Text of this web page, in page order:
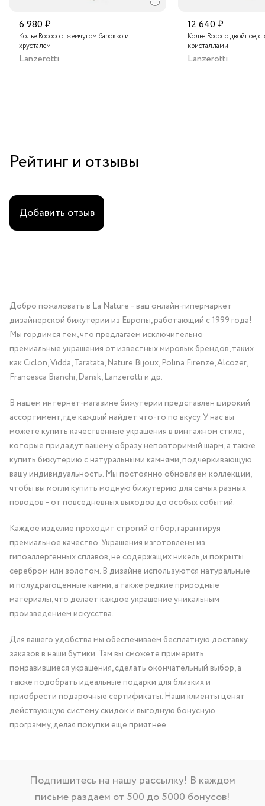
6 980 ₽
Колье Rococo с жемчугом барокко и
хрусталём
Lanzerotti
12 640 ₽
Колье Rococo двойное,
кристаллами
Lanzerotti
Рейтинг и отзывы
Добавить отзыв
Добро пожаловать в La Nature – ваш онлайн-гипермаркет
дизайнерской бижутерии из Европы, работающий с 1999 года!
Мы гордимся тем, что предлагаем исключительно
премиальные украшения от известных мировых брендов, таких
как Ciclon, Vidda, Taratata, Nature Bijoux, Polina Firenze, Alcozer,
Francesca Bianchi, Dansk, Lanzerotti и др.
В нашем интернет-магазине бижутерии представлен широкий
ассортимент, где каждый найдет что-то по вкусу. У нас вы
можете купить качественные украшения в винтажном стиле,
которые придадут вашему образу неповторимый шарм, а также
купить бижутерию с натуральными камнями, подчеркивающую
вашу индивидуальность. Мы постоянно обновляем коллекции,
чтобы вы могли купить модную бижутерию для самых разных
поводов – от повседневных выходов до особых событий.
Каждое изделие проходит строгий отбор, гарантируя
премиальное качество. Украшения изготовлены из
гипоаллергенных сплавов, не содержащих никель, и покрыты
серебром или золотом. В дизайне используются натуральные
и полудрагоценные камни, а также редкие природные
материалы, что делает каждое украшение уникальным
произведением искусства.
Для вашего удобства мы обеспечиваем бесплатную доставку
заказов в наши бутики. Там вы сможете примерить
понравившиеся украшения, сделать окончательный выбор, а
также подобрать идеальные подарки для близких и
приобрести подарочные сертификаты. Наши клиенты ценят
действующую систему скидок и выгодную бонусную
программу, делая покупки еще приятнее.
Подпишитесь на нашу рассылку! В каждом
письме раздаем от 500 до 5000 бонусов!